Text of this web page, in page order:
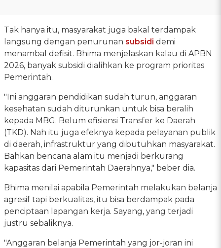
Tak hanya itu, masyarakat juga bakal terdampak
langsung dengan penurunan subsidi demi
menambal defisit. Bhima menjelaskan kalau di APBN
2026, banyak subsidi dialihkan ke program prioritas
Pemerintah.
"Ini anggaran pendidikan sudah turun, anggaran
kesehatan sudah diturunkan untuk bisa beralih
kepada MBG. Belum efisiensi Transfer ke Daerah
(TKD). Nah itu juga efeknya kepada pelayanan publik
di daerah, infrastruktur yang dibutuhkan masyarakat.
Bahkan bencana alam itu menjadi berkurang
kapasitas dari Pemerintah Daerahnya," beber dia.
Bhima menilai apabila Pemerintah melakukan belanja
agresif tapi berkualitas, itu bisa berdampak pada
penciptaan lapangan kerja. Sayang, yang terjadi
justru sebaliknya.
"Anggaran belanja Pemerintah yang jor-joran ini